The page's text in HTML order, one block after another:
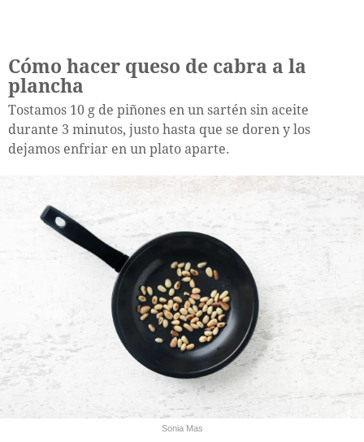
Cómo hacer queso de cabra a la
plancha
Tostamos 10 g de piñones en un sartén sin aceite
durante 3 minutos, justo hasta que se doren y los
dejamos enfriar en un plato aparte.
Sonia Mas